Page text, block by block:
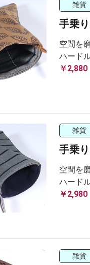
雑貨
手乗
空間を
ハード
￥2,880
雑貨
手乗
空間を
ハード
￥2,980
雑貨